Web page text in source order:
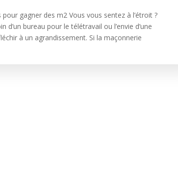
gagner des m2 Vous vous sentez à l’étroit ?
d’un bureau pour le télétravail ou l’envie d’une
à un agrandissement. Si la maçonnerie